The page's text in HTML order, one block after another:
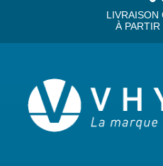
LIVRAISON
À